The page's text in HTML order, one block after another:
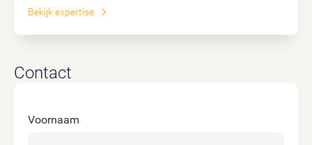
Bekijk expertise
Contact
Voornaam